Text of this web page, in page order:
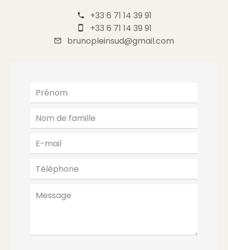
+33 6 71 14 39 91
+33 6 71 14 39 91
brunopleinsud@gmail.com